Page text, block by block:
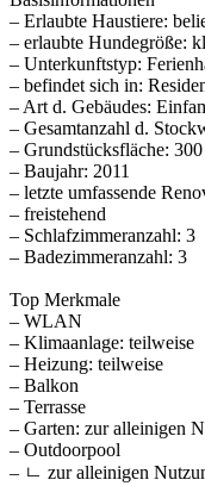
– Erlaubte Haustiere:
– erlaubte Hundegröße:
– Unterkunftstyp:
– befindet sich in:
– Art d. Gebäudes:
– Gesamtanzahl d.
– Grundstücksfläche: 300
– Baujahr: 2011
– letzte umfassende
– freistehend
– Schlafzimmeranzahl: 3
– Badezimmeranzahl: 3
Top Merkmale
– WLAN
– Klimaanlage: teilweise
– Heizung: teilweise
– Balkon
– Terrasse
– Garten: zur alleinigen
– Outdoorpool
– ㄴ zur alleinigen